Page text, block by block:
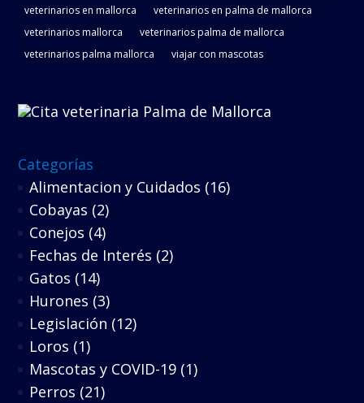
veterinarios en mallorca
veterinarios en palma de mallorca
veterinarios mallorca
veterinarios palma de mallorca
veterinarios palma mallorca
viajar con mascotas
Categorías
Alimentacion y Cuidados (16)
Cobayas (2)
Conejos (4)
Fechas de Interés (2)
Gatos (14)
Hurones (3)
Legislación (12)
Loros (1)
Mascotas y COVID-19 (1)
Perros (21)